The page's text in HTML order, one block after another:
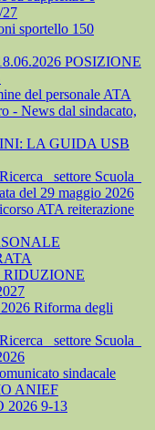
sportello 150
POSIZIONE
del personale ATA
- News dal sindacato,
LA GUIDA USB
settore Scuola_
del 29 maggio 2026
ATA reiterazione
Riforma degli
settore Scuola_
sindacale
ANIEF
2026 9-13